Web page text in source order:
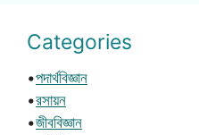
Categories
•পদার্থবিজ্ঞান
•রসায়ন
•জীববিজ্ঞান